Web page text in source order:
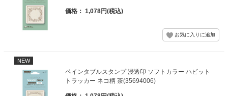
価格： 1,078円(税込)
NEW
ペインタブルスタンプ 浸透印 ソフトカラー ハビット
トラッカー ネコ柄 茶(35694006)